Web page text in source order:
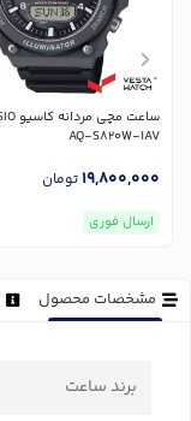
AQ-S820W-1AV
19,800,000تومان
ارسال فوری
مشخصات محصول
برند ساعت